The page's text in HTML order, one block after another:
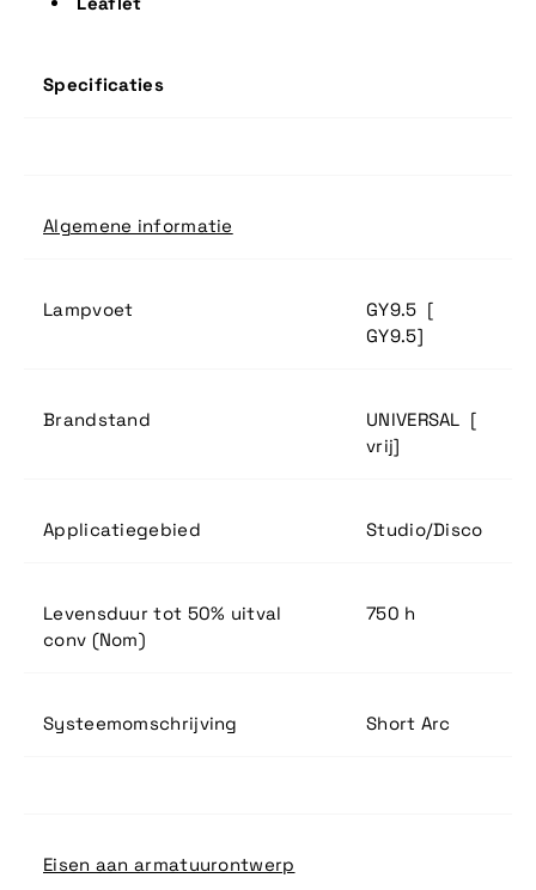
Specificaties
Algemene informatie
Lampvoet
GY9.5 [
GY9.5]
Brandstand
UNIVERSAL [
vrij]
Applicatiegebied Studio/Disco
Levensduur tot 50% uitval
conv (Nom)
750 h
Systeemomschrijving Short Arc
Eisen aan armatuurontwerp